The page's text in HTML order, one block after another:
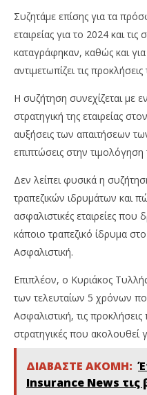
News
Team
Συζητάμε επίσης για τα
εταιρείας για το 2024 και τις
καταγράφηκαν, καθώς και
αντιμετωπίζει τις
Η συζήτηση συνεχίζεται με
στρατηγική της εταιρείας
αυξήσεις των απαιτήσεων
επιπτώσεις στην
Δεν λείπει φυσικά η
τραπεζικών ιδρυμάτων και
ασφαλιστικές εταιρείες που
κάποιο τραπεζικό ίδρυμα
Ασφαλιστική.
Επιπλέον, ο Κυριάκος Τυλλής
των τελευταίων 5 χρόνων
Ασφαλιστική, τις προκλήσεις
στρατηγικές που ακολουθεί
ΔΙΑΒΑΣΤΕ ΑΚΟΜΗ:
Insurance News τις